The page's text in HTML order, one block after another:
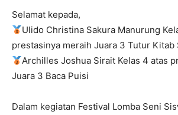
Selamat kepada,
Ulido Christina Sakura Manurung
prestasinya meraih Juara 3 Tutur Kitab
Archilles Joshua Sirait Kelas 4 atas
Juara 3 Baca Puisi
Dalam kegiatan Festival Lomba Seni